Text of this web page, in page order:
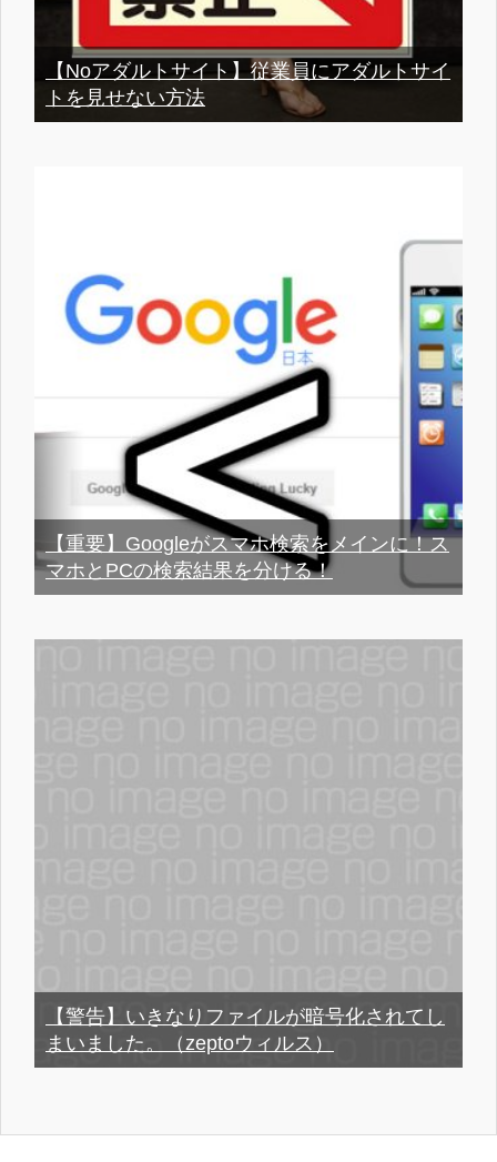
【Noアダルトサイト】従業員にアダルトサイ
トを見せない方法
【重要】Googleがスマホ検索をメインに！ス
マホとPCの検索結果を分ける！
【警告】いきなりファイルが暗号化されてし
まいました。（zeptoウィルス）